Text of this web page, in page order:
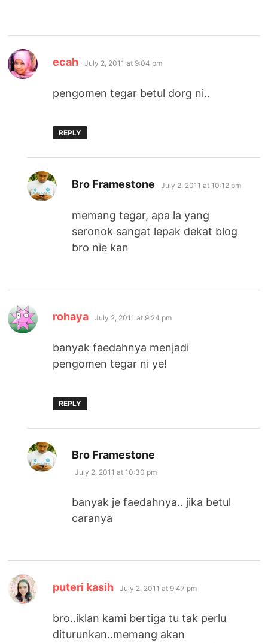
ecah says:
July 2, 2011 at 9:04 pm
pengomen tegar betul dorg ni..
REPLY
Bro Framestone says:
July 2, 2011 at 10:12 pm
memang tegar, apa la yang
seronok sangat lepak dekat blog
bro nie kan
rohaya says:
July 2, 2011 at 9:24 pm
banyak faedahnya menjadi
pengomen tegar ni ye!
REPLY
Bro Framestone
July 2, 2011 at 10:30 pm
banyak je faedahnya.. jika betul
caranya
puteri kasih says:
July 2, 2011 at 9:47 pm
bro..iklan kami bertiga tu tak perlu
diturunkan..memang akan